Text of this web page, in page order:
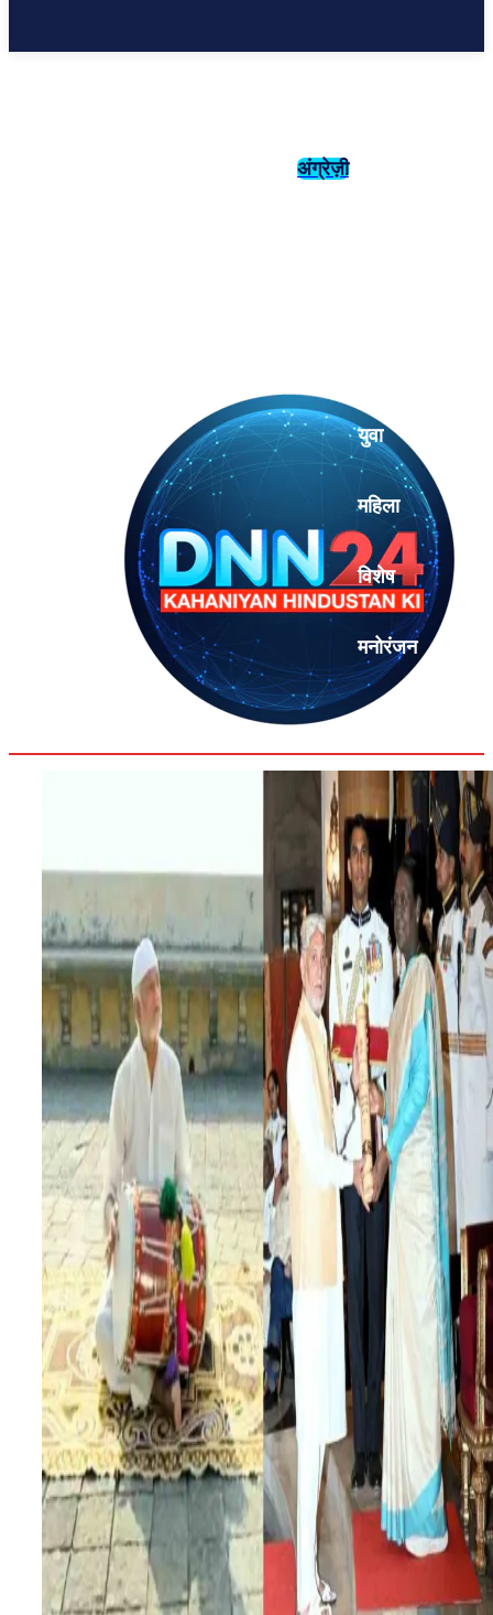
अंग्रेज़ी
युवा
महिला
विशेष
मनोरंजन